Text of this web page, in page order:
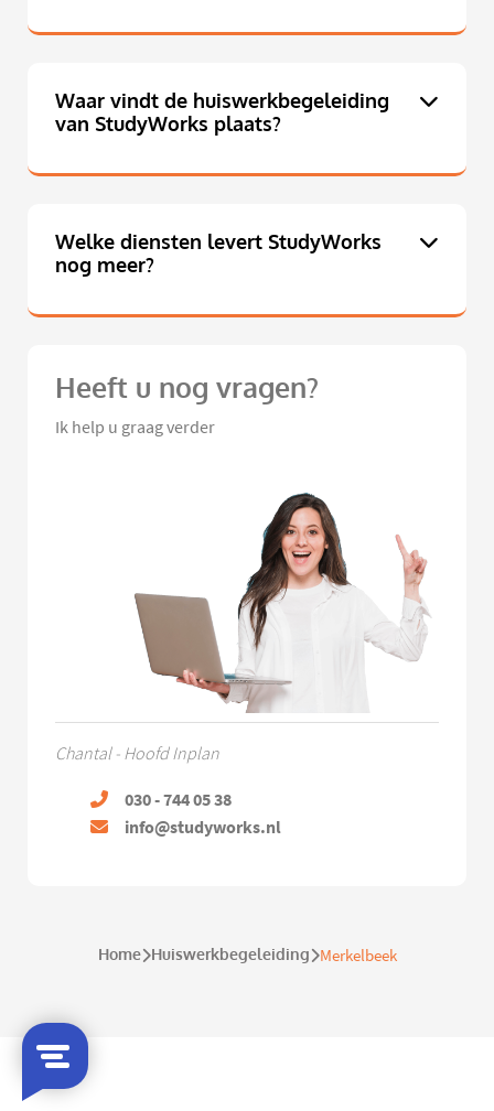
Waar vindt de huiswerkbegeleiding
van StudyWorks plaats?
Welke diensten levert StudyWorks
nog meer?
Heeft u nog vragen?
Ik help u graag verder
Chantal - Hoofd Inplan
030 - 744 05 38
info@studyworks.nl
Home Huiswerkbegeleiding Merkelbeek